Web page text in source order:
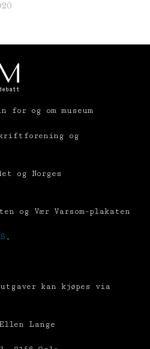
for og om museum
og
og Norges
og Vær Varsom-plakaten
,
kan kjøpes via
Lange